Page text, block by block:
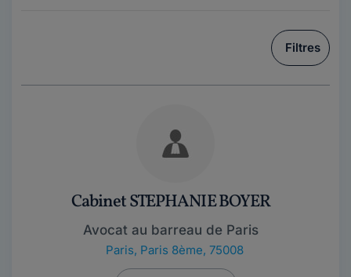
Filtres
Cabinet STEPHANIE BOYER
Avocat au barreau de Paris
Paris, Paris 8ème, 75008